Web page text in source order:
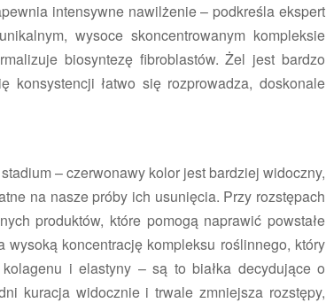
intensywne nawilżenie – podkreśla ekspert
wysoce skoncentrowanym kompleksie
biosyntezę fibroblastów. Żel jest bardzo
łatwo się rozprowadza, doskonale
– czerwonawy kolor jest bardziej widoczny,
na nasze próby ich usunięcia. Przy rozstępach
produktów, które pomogą naprawić powstałe
koncentrację kompleksu roślinnego, który
i elastyny – są to białka decydujące o
kuracja widocznie i trwale zmniejsza rozstępy,